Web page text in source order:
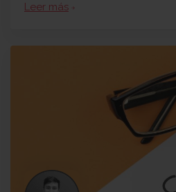
Leer más arrow_forward